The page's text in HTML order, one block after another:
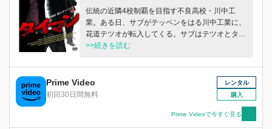
伝統の近隣4校制覇を目指す不良高校・川中工
業。ある日、サブがテッペンをはる川中工業に、
花道テツオが転入してくる。サブはテツオとタイ
マンに及び、これをきっかけに2人に友情が芽生
が始まる。
>>続きを読む
Prime Video
初回30日間無料
レンタル
購入
Prime Videoで今すぐ見る